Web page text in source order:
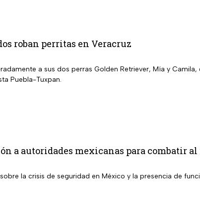
roban perritas en Veracruz
a sus dos perras Golden Retriever, Mía y
Puebla-Tuxpan.
a autoridades mexicanas para combatir
la crisis de seguridad en México y la presencia de